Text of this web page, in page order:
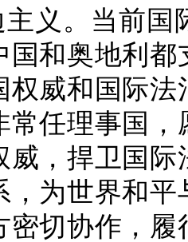
主义。当前国
国和奥地利
权威和国际
常任理事国
威，捍卫国
，为世界和
密切协作，